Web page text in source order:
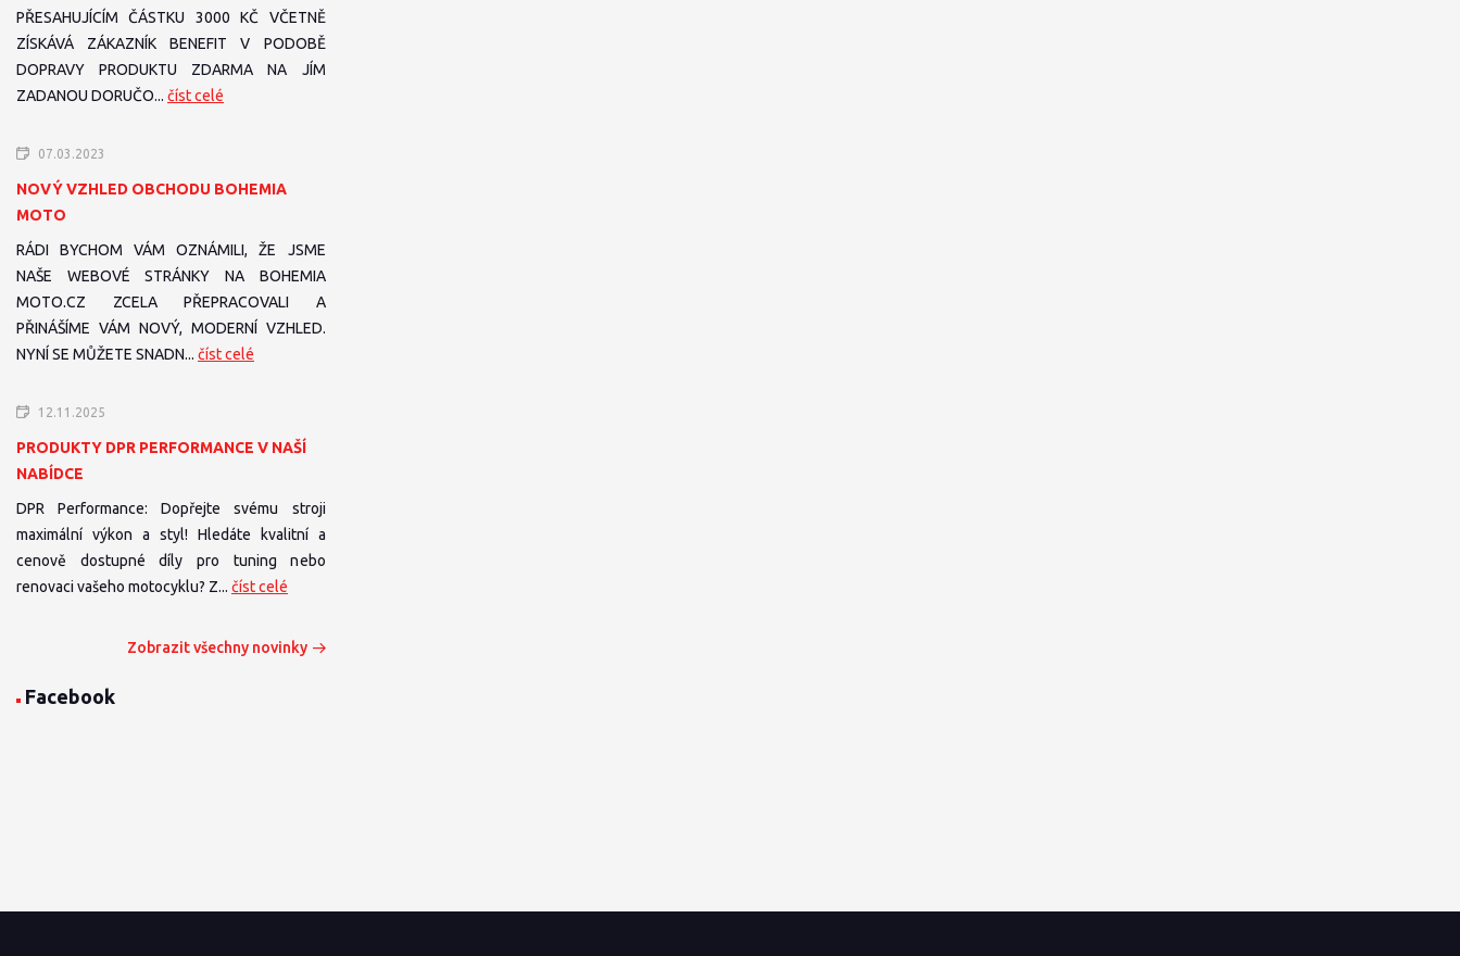
PŘESAHUJÍCÍM ČÁSTKU 3000 KČ VČETNĚ
ZÍSKÁVÁ ZÁKAZNÍK BENEFIT V PODOBĚ
DOPRAVY PRODUKTU ZDARMA NA JÍM
ZADANOU DORUČO... číst celé
07.03.2023
NOVÝ VZHLED OBCHODU BOHEMIA
MOTO
RÁDI BYCHOM VÁM OZNÁMILI, ŽE JSME
NAŠE WEBOVÉ STRÁNKY NA BOHEMIA
MOTO.CZ ZCELA PŘEPRACOVALI A
PŘINÁŠÍME VÁM NOVÝ, MODERNÍ VZHLED.
NYNÍ SE MŮŽETE SNADN... číst celé
12.11.2025
PRODUKTY DPR PERFORMANCE V NAŠÍ
NABÍDCE
DPR Performance: Dopřejte svému stroji
maximální výkon a styl! Hledáte kvalitní a
cenově dostupné díly pro tuning nebo
renovaci vašeho motocyklu? Z... číst celé
Zobrazit všechny novinky
Facebook